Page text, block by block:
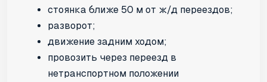
стоянка ближе 50 м от ж/д переездов;
разворот;
движение задним ходом;
провозить через переезд в
нетранспортном положении